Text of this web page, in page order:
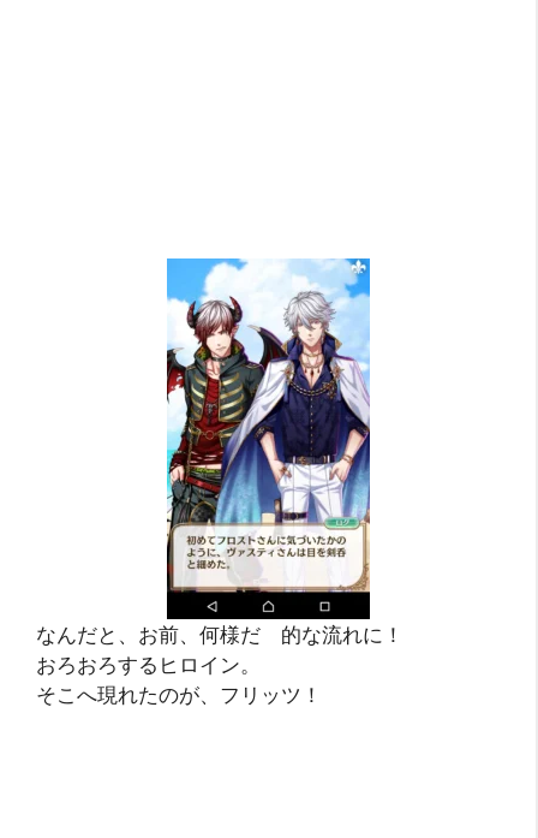
なんだと、お前、何様だ 的な流れに！
おろおろするヒロイン。
そこへ現れたのが、フリッツ！